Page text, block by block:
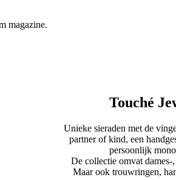
magazine.
Touché
Unieke sieraden met de
partner of kind, een
persoonlijk
De collectie omvat dames-
Maar ook trouwringen,